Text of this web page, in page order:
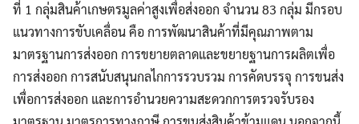
ที่ 1 กลุ่มสินค้าเกษตรมูลค่าสูงเพื่อส่งออก จำนวน 83 กลุ่ม มีกรอบ
แนวทางการขับเคลื่อน คือ การพัฒนาสินค้าที่มีคุณภาพตาม
มาตรฐานการส่งออก การขยายตลาดและขยายฐานการผลิตเพื่อ
การส่งออก การสนับสนุนกลไกการรวบรวม การคัดบรรจุ การขนส่ง
เพื่อการส่งออก และการอำนวยความสะดวกการตรวจรับรอง